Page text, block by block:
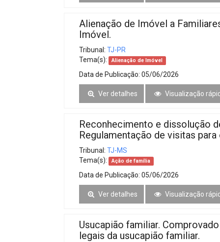
Alienação de Imóvel a
Imóvel.
Tribunal: TJ-PR
Tema(s):
Alienação de Imóvel
Data de Publicação: 05/06/2026
Ver detalhes Visualização
Reconhecimento e dissolução
Regulamentação de visitas
Tribunal: TJ-MS
Tema(s):
Ação de família
Data de Publicação: 05/06/2026
Ver detalhes Visualização
Usucapião familiar.
legais da usucapião familiar.